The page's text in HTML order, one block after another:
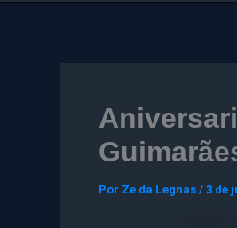
Por Ze da Legnas / 3 de